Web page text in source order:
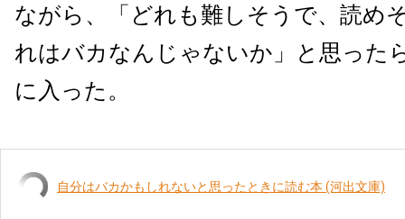
ながら、「どれも難しそうで、読め
れはバカなんじゃないか」と思った
に入った。
自分はバカかもしれないと思ったときに読む本 (河出文庫)